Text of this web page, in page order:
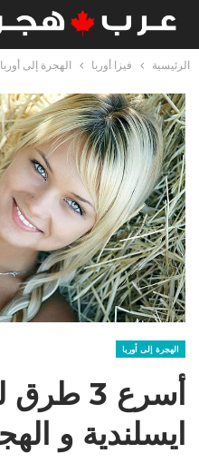
الرئيسية فيزا أوربا الهجرة إلى أوربا
الهجرة إلى أوربا
أسرع 3
ايسلندية و